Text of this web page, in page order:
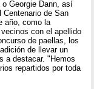
Georgie Dann, así
Centenario de San
año, como la
con el apellido
de paellas, los
de llevar un
a destacar. "Hemos
repartidos por toda